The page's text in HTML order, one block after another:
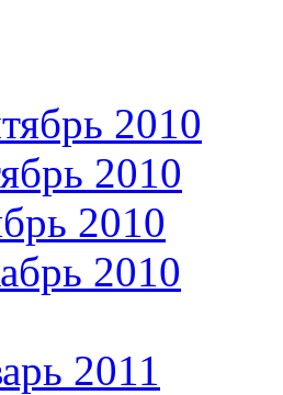
2010
2010
2010
2010
2011